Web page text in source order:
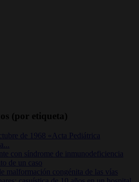
(por etiqueta)
de 1968 «Acta Pediátrica
con síndrome de inmunodeficiencia
de un caso
malformación congénita de las vías